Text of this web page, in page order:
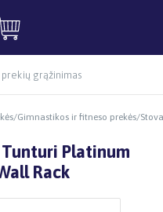
grąžinimas
/Gimnastikos ir fitneso prekės/
Platinum
Rack